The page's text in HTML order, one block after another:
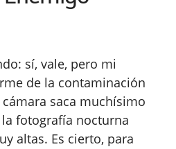
sí, vale, pero mi
de la contaminación
saca muchísimo
fotografía nocturna
altas. Es cierto, para